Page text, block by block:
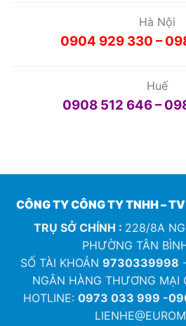
Hà Nội
0904 929 330 –
Huế
0908 512 646 –
CÔNG TY CÔNG TY TNHH –
TRỤ SỞ CHÍNH : 228/8A
PHƯỜNG TÂN
SỐ TÀI KHOẢN 9730339998
NGÂN HÀNG THƯƠNG MẠI
HOTLINE: 0973 033 999 -